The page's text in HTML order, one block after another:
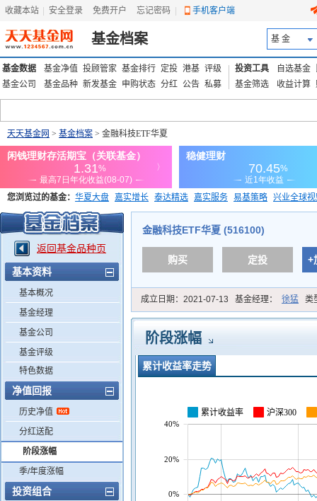
收藏本站 安全登录 免费开户 忘记密码 手机客户端
基金档案 基 金
基金数据 基金净值 投顾管家 基金排行 定投 港基 评级
基金公司
基金品种 新发基金 申购状态 分红 公告 私募
投资工具 自选基金
基金筛选
收益计算
天天基金网 > 基金档案 > 金融科技ETF华夏
您浏览过的基金： 华夏大盘 嘉实增长 泰达精选 嘉实服务 易基策略 兴业全球
添富优势 华安宏利 上证180价值ETF
返回基金品种页
基本资料
基本概况
基金经理
基金公司
基金评级
特色数据
净值回报
历史净值
分红送配
阶段涨幅
季/年度涨幅
投资组合
金融科技ETF华夏 (516100)
购买 定投 +
成立日期： 2021-07-13 基金经理： 徐猛 类
阶段涨幅
累计收益率走势
累计收益率 沪深300
0%
20%
40%